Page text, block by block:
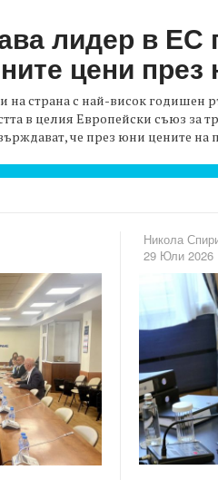
лидер в ЕС
цени
на страна с най-висок годишен
в целия Европейски съюз за
че през юни цените на
Никола
29 Юли 2026